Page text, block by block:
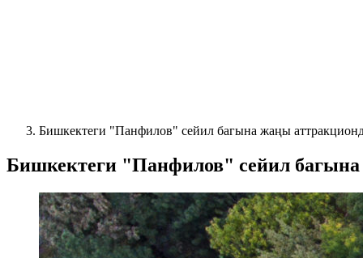
Бишкектеги "Панфилов" сейил багына жаңы
Бишкектеги "Панфилов" сейил багына